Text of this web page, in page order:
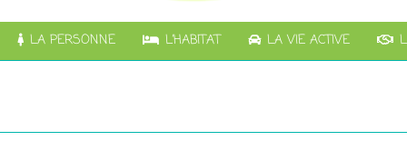
LA PERSONNE L’HABITAT LA VIE ACTIVE